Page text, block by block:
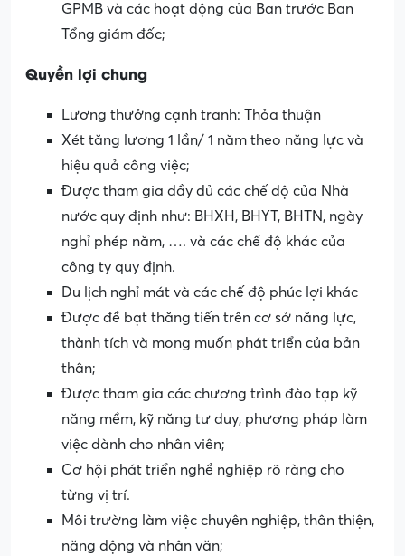
GPMB và các hoạt động của Ban trước Ban
Tổng giám đốc;
Quyền lợi chung
Lương thưởng cạnh tranh: Thỏa thuận
Xét tăng lương 1 lần/ 1 năm theo năng lực và
hiệu quả công việc;
Được tham gia đầy đủ các chế độ của Nhà
nước quy định như: BHXH, BHYT, BHTN, ngày
nghỉ phép năm, …. và các chế độ khác của
công ty quy định.
Du lịch nghỉ mát và các chế độ phúc lợi khác
Được đề bạt thăng tiến trên cơ sở năng lực,
thành tích và mong muốn phát triển của bản
thân;
Được tham gia các chương trình đào tạp kỹ
năng mềm, kỹ năng tư duy, phương pháp làm
việc dành cho nhân viên;
Cơ hội phát triển nghề nghiệp rõ ràng cho
từng vị trí.
Môi trường làm việc chuyên nghiệp, thân thiện,
năng động và nhân văn;